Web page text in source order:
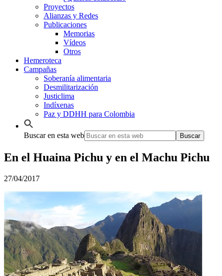
Proyectos
Alianzas y Redes
Publicaciones
Memorias
Vídeos
Otros
Hemeroteca
Campañas
Soberanía alimentaria
Desmilitarización
Justiclima
Indíxenas
Paz y DDHH para Colombia
Buscar en esta web
En el Huaina Pichu y en el Machu Pichu
27/04/2017